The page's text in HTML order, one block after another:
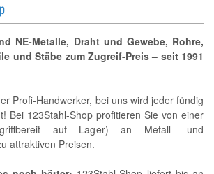
NE-Metalle, Draht und Gewebe, Rohre,
und Stäbe zum Zugreif-Preis – seit 1991
Profi-Handwerker, bei uns wird jeder fündig
Bei 123Stahl-Shop profitieren Sie von einer
(griffbereit auf Lager) an Metall- und
attraktiven Preisen.